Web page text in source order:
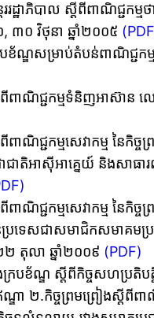
រដ្ឋាភិបាល ស្តីពីពាណិជ្ជក
០ វិថុនា ឆ្នាំ២០០៥
បខ័ណ្ឌសម្រាប់តំបន់ពាណិជ្ជ
ពីពាណិជ្ជកម្មទំនិញអាស៊ា
ាណិជ្ជកម្មសេវាកម្ម នៃកិច្
ជាតិអាស៊ីអាគ្នេយ៍ និងសាធា
ាណិជ្ជកម្មសេវាកម្ម នៃកិច្
ៃប្រទេសជាសមាជិកសមាគមប្
តុលា ឆ្នាំ២០០៩ (PDF)
បខ័ណ្ឌ ស្តីពីកិច្ចសហប្រតិបត្
ា ២.កិច្ចព្រមព្រៀងស្តីពីព